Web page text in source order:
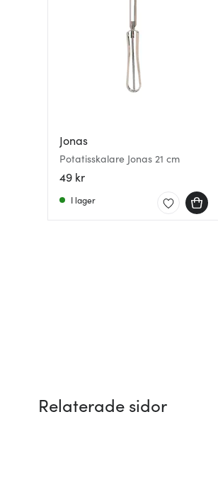
Jonas
Potatisskalare Jonas 21 cm
49 kr
I lager
Relaterade sidor